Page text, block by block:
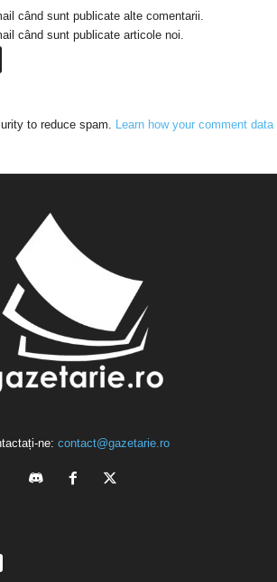
când sunt publicate alte comentarii.
când sunt publicate articole noi.
to reduce spam.
Learn how your comment data
ne: contact@gazetarie.ro